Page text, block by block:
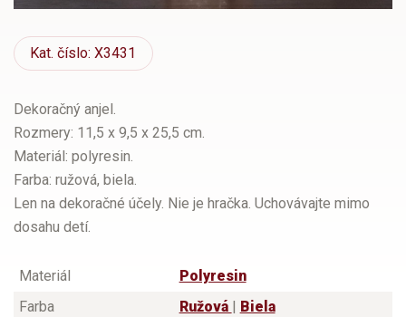
Kat. číslo: X3431
Dekoračný anjel.
Rozmery: 11,5 x 9,5 x 25,5 cm.
Materiál: polyresin.
Farba: ružová, biela.
Len na dekoračné účely. Nie je hračka. Uchovávajte mimo
dosahu detí.
Materiál
Polyresin
Farba
Ružová
Biela